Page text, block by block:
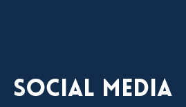
Social Media